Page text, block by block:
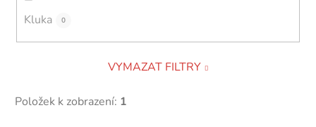
Kluka 0
VYMAZAT FILTRY
Položek k zobrazení: 1